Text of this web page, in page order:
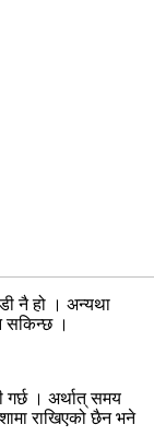
नै हो । अन्यथा
सकिन्छ ।
गर्छ । अर्थात् समय
राखिएको छैन भने